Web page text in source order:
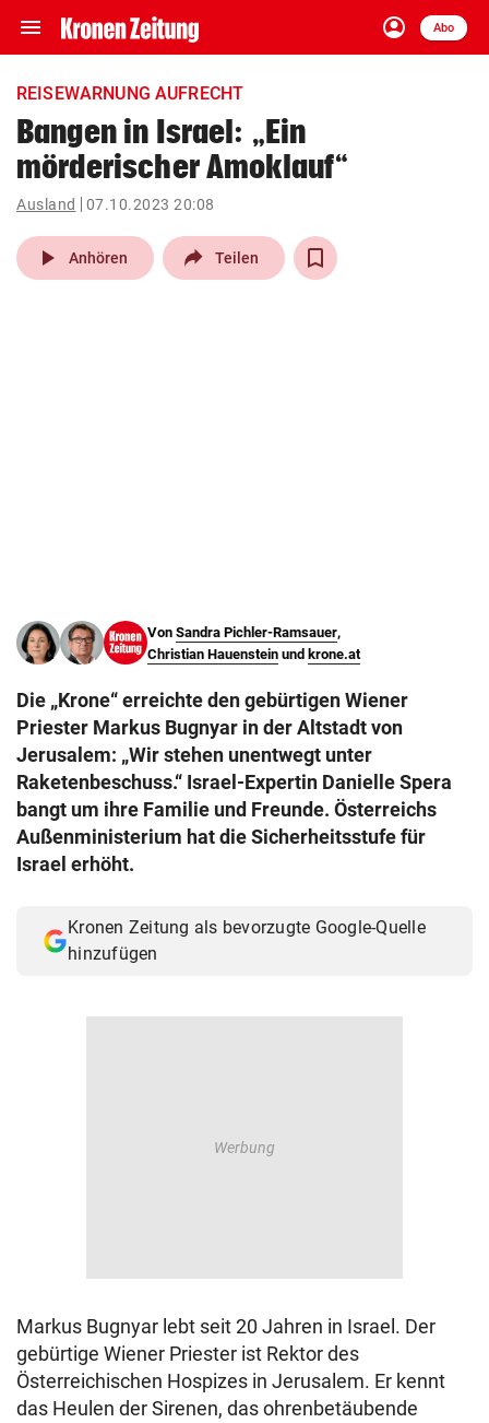
menu Navigation
ein-/ausklappen
account_circle
Anmelden
Abo
close Schließen
account_circle Anmelden
arrow_right
pin_drop
Wien arrow_right
REISEWARNUNG AUFRECHT
Bangen in Israel: „Ein
mörderischer Amoklauf“
Ausland 07.10.2023 20:08
play_arrow Anhören Teilen
Von Sandra Pichler-Ramsauer,
Christian Hauenstein und krone.at
Die „Krone“ erreichte den gebürtigen Wiener
Priester Markus Bugnyar in der Altstadt von
Jerusalem: „Wir stehen unentwegt unter
Raketenbeschuss.“ Israel-Expertin Danielle Spera
bangt um ihre Familie und Freunde. Österreichs
Außenministerium hat die Sicherheitsstufe für
Israel erhöht.
Kronen Zeitung als bevorzugte Google-Quelle
hinzufügen
Markus Bugnyar lebt seit 20 Jahren in Israel. Der
gebürtige Wiener Priester ist Rektor des
Österreichischen Hospizes in Jerusalem. Er kennt
das Heulen der Sirenen, das ohrenbetäubende